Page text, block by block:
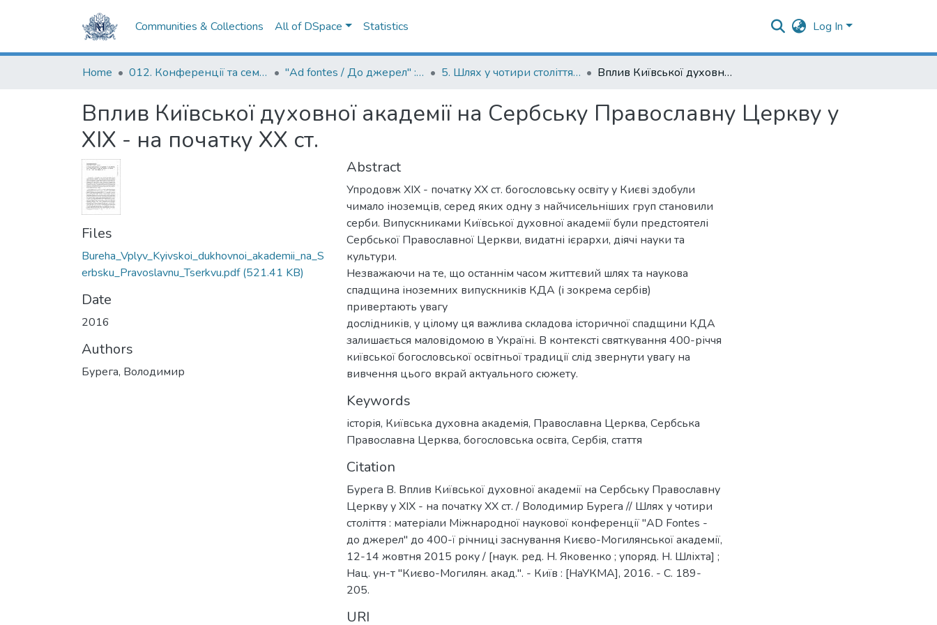
Communities & Collections All of DSpace Statistics Log In
Home 012. Конференції та семінари НаУКМА "Ad fontes / До джерел" : матеріали конференцій до ювілейних дат Києво-Могилянської академії 5. Шлях у чотири століття: матеріали Міжнародної наукової конференції "Ad Fontes - До Джерел" до 400-ї річниці заснування Києво-Могилянської академії Вплив Київської духовної академії на Сербську Православну Церкву у XIX - на початку XX ст.
Вплив Київської духовної академії на Сербську Православну Церкву у
XIX - на початку XX ст.
Files
Bureha_Vplyv_Kyivskoi_dukhovnoi_akademii_na_S
erbsku_Pravoslavnu_Tserkvu.pdf(521.41 KB)
Date
2016
Authors
Бурега, Володимир
Abstract
Упродовж XIX - початку XX ст. богословську освіту у Києві здобули
чимало іноземців, серед яких одну з найчисельніших груп становили
серби. Випускниками Київської духовної академії були предстоятелі
Сербської Православної Церкви, видатні ієрархи, діячі науки та
культури.
Незважаючи на те, що останнім часом життєвий шлях та наукова
спадщина іноземних випускників КДА (і зокрема сербів)
привертають увагу
дослідників, у цілому ця важлива складова історичної спадщини КДА
залишається маловідомою в Україні. В контексті святкування 400-річчя
київської богословської освітньої традиції слід звернути увагу на
вивчення цього вкрай актуального сюжету.
Keywords
історія, Київська духовна академія, Православна Церква, Сербська
Православна Церква, богословська освіта, Сербія, стаття
Citation
Бурега В. Вплив Київської духовної академії на Сербську Православну
Церкву у XIX - на початку XX ст. / Володимир Бурега // Шлях у чотири
століття : матеріали Міжнародної наукової конференції "AD Fontes -
до джерел" до 400-ї річниці заснування Києво-Могилянської академії,
12-14 жовтня 2015 року / [наук. ред. Н. Яковенко ; упоряд. Н. Шліхта] ;
Нац. ун-т "Києво-Могилян. акад.". - Київ : [НаУКМА], 2016. - С. 189-
205.
URI